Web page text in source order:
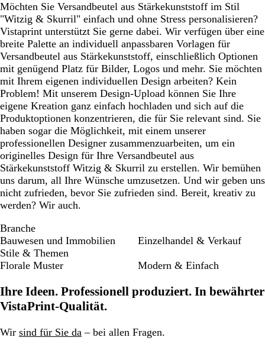
Möchten Sie Versandbeutel aus Stärkekunststoff im Stil
"Witzig & Skurril" einfach und ohne Stress personalisieren?
Vistaprint unterstützt Sie gerne dabei. Wir verfügen über eine
breite Palette an individuell anpassbaren Vorlagen für
Versandbeutel aus Stärkekunststoff, einschließlich Optionen
mit genügend Platz für Bilder, Logos und mehr. Sie möchten
mit Ihrem eigenen individuellen Design arbeiten? Kein
Problem! Mit unserem Design-Upload können Sie Ihre
eigene Kreation ganz einfach hochladen und sich auf die
Produktoptionen konzentrieren, die für Sie relevant sind. Sie
haben sogar die Möglichkeit, mit einem unserer
professionellen Designer zusammenzuarbeiten, um ein
originelles Design für Ihre Versandbeutel aus
Stärkekunststoff Witzig & Skurril zu erstellen. Wir bemühen
uns darum, all Ihre Wünsche umzusetzen. Und wir geben uns
nicht zufrieden, bevor Sie zufrieden sind. Bereit, kreativ zu
werden? Wir auch.
Branche
Bauwesen und Immobilien
Einzelhandel & Verkauf
Stile & Themen
Florale Muster
Modern & Einfach
Ihre Ideen. Professionell produziert. In bewährter
VistaPrint-Qualität.
Wir sind für Sie da – bei allen Fragen.